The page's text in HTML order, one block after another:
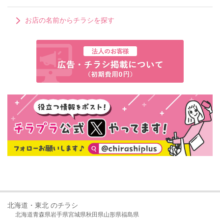
お店の名前からチラシを探す
北海道・東北 のチラシ
北海道青森県岩手県宮城県秋田県山形県福島県